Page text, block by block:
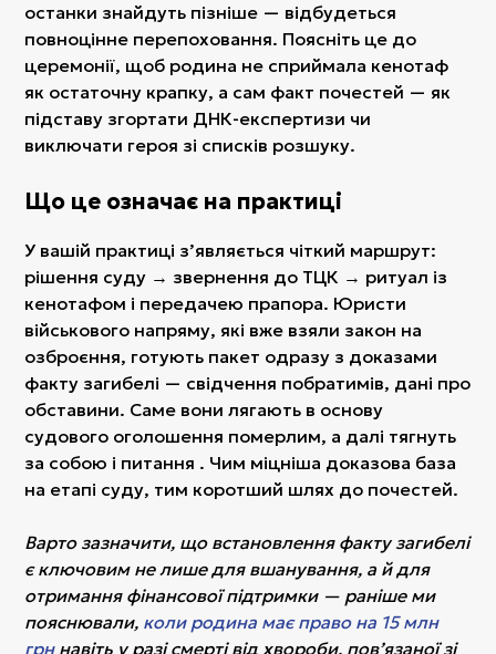
останки знайдуть пізніше — відбудеться
повноцінне перепоховання. Поясніть це до
церемонії, щоб родина не сприймала кенотаф
як остаточну крапку, а сам факт почестей — як
підставу згортати ДНК-експертизи чи
виключати героя зі списків розшуку.
Що це означає на практиці
У вашій практиці з’являється чіткий маршрут:
рішення суду → звернення до ТЦК → ритуал із
кенотафом і передачею прапора. Юристи
військового напряму, які вже взяли закон на
озброєння, готують пакет одразу з доказами
факту загибелі — свідчення побратимів, дані про
обставини. Саме вони лягають в основу
судового оголошення померлим, а далі тягнуть
за собою і питання . Чим міцніша доказова база
на етапі суду, тим коротший шлях до почестей.
Варто зазначити, що встановлення факту загибелі
є ключовим не лише для вшанування, а й для
отримання фінансової підтримки — раніше ми
пояснювали, коли родина має право на 15 млн
грннавіть у разі смерті від хвороби, пов’язаної зі